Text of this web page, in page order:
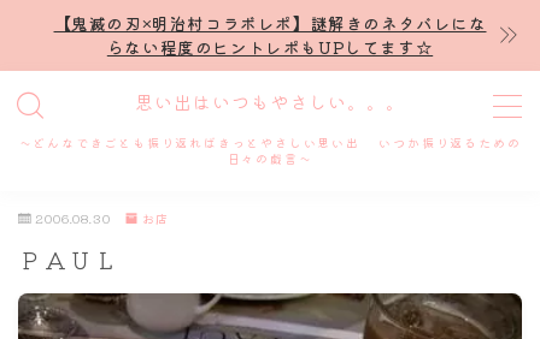
【鬼滅の刃×明治村コラボレポ】謎解きのネタバレにな
らない程度のヒントレポもUPしてます☆
思い出はいつもやさしい。。。
～どんなできごとも振り返ればきっとやさしい思い出 いつか振り返るための
日々の戯言～
MENU
プロフィール
謎解き
2006.08.30 お店
ＰＡＵＬ